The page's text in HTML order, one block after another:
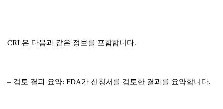
CRL은 다음과 같은 정보를 포함합니다.
– 검토 결과 요약: FDA가 신청서를 검토한 결과를 요약합니다.